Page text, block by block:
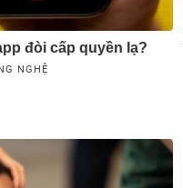
đòi cấp quyền lạ?
NGHỆ